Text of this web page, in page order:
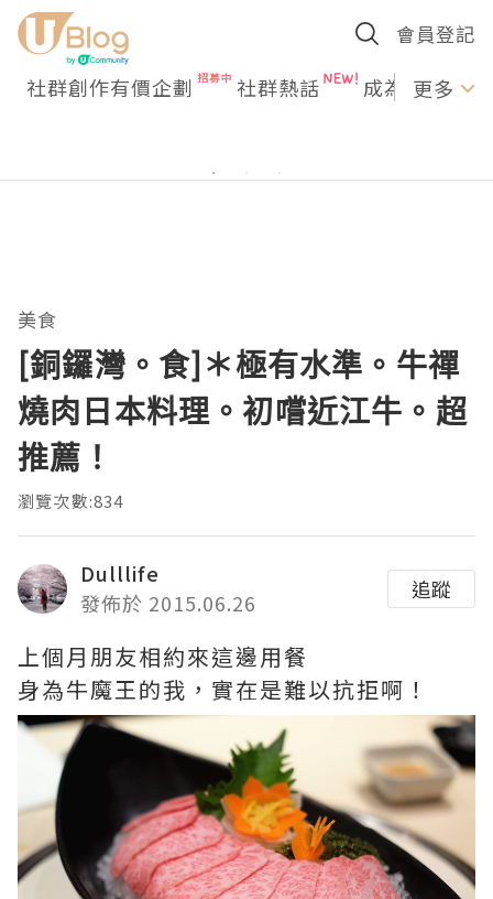
會員登記
社群創作有價企劃 社群熱話 成為U更多
美食
[銅鑼灣。食]＊極有水準。牛禪
燒肉日本料理。初嚐近江牛。超
推薦！
瀏覽次數:834
Dulllife
發佈於 2015.06.26
追蹤
上個月朋友相約來這邊用餐
身為牛魔王的我，實在是難以抗拒啊！